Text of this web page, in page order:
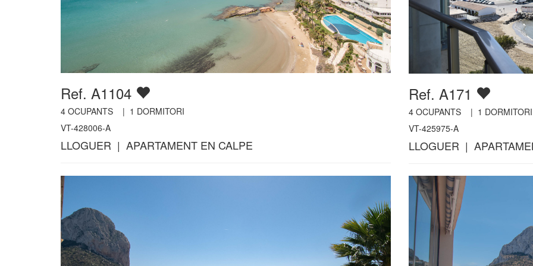
Ref. A1104
4 OCUPANTS | 1 DORMITORI
VT-428006-A
LLOGUER | APARTAMENT EN CALPE
Ref. A171
4 OCUPANTS | 1 DORMITORI
VT-425975-A
LLOGUER |